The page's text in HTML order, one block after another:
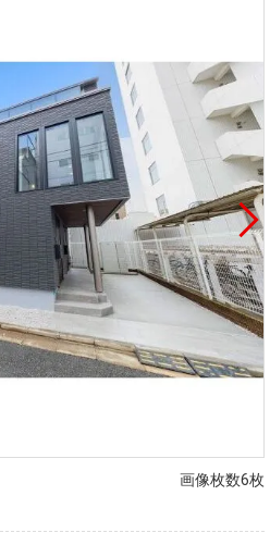
用物
件を
探す
ロー
ミュ
ショ
住まい1プ
ラス（お
役立ちコ
相場
住まい1プ
ラス（お
役立ちコ
ラム）
ガイ
閉じる
画像枚数6枚